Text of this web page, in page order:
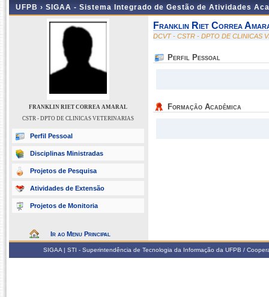
UFPB › SIGAA - Sistema Integrado de Gestão de Atividades
FRANKLIN RIET CORREA AMARAL
CSTR - DPTO DE CLINICAS VETERINARIAS
Perfil Pessoal
Disciplinas Ministradas
Projetos de Pesquisa
Atividades de Extensão
Projetos de Monitoria
Ir ao Menu Principal
Franklin Riet Correa
DCVT - CSTR - DPTO DE CLINICAS
Perfil Pessoal
Formação Acadêmica
SIGAA | STI - Superintendência de Tecnologia da Informação da UFPB /